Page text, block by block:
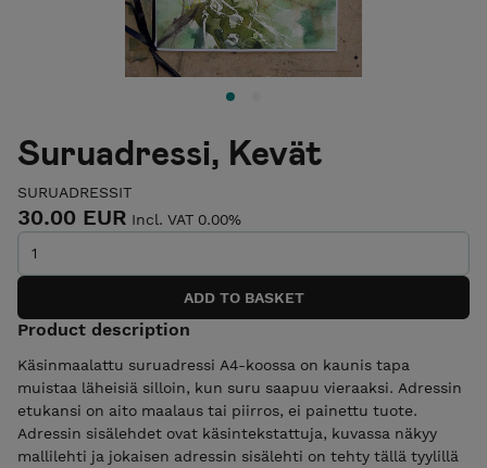
Suruadressi, Kevät
SURUADRESSIT
30.00 EUR Incl. VAT 0.00%
Product description
Käsinmaalattu suruadressi A4-koossa on kaunis tapa
muistaa läheisiä silloin, kun suru saapuu vieraaksi. Adressin
etukansi on aito maalaus tai piirros, ei painettu tuote.
Adressin sisälehdet ovat käsintekstattuja, kuvassa näkyy
mallilehti ja jokaisen adressin sisälehti on tehty tällä tyylillä